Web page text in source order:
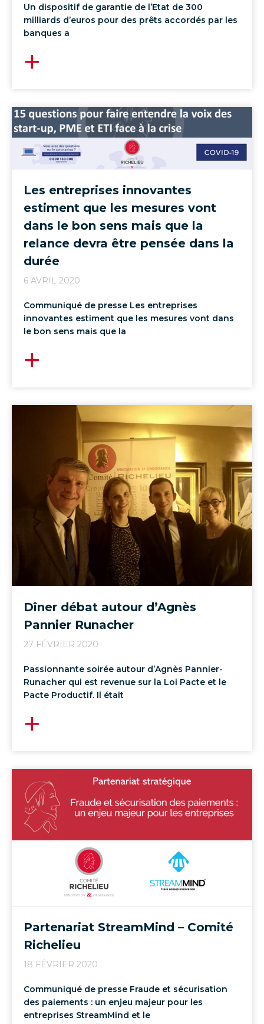
Un dispositif de garantie de l’Etat de 300
milliards d’euros pour des prêts accordés par les
banques a
Les entreprises innovantes
estiment que les mesures vont
dans le bon sens mais que la
relance devra être pensée dans la
durée
6 AVRIL 2020
Communiqué de presse Les entreprises
innovantes estiment que les mesures vont dans
le bon sens mais que la
Dîner débat autour d’Agnès
Pannier Runacher
27 FÉVRIER 2020
Passionnante soirée autour d’Agnès Pannier-
Runacher qui est revenue sur la Loi Pacte et le
Pacte Productif. Il était
Partenariat StreamMind – Comité
Richelieu
18 FÉVRIER 2020
Communiqué de presse Fraude et sécurisation
des paiements : un enjeu majeur pour les
entreprises StreamMind et le